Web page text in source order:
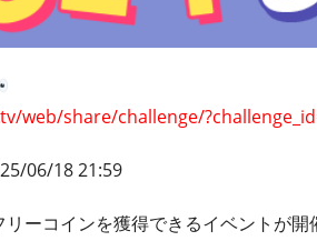
web/share/challenge/
06/18 21:59
ーコインを獲得できるイベントが開